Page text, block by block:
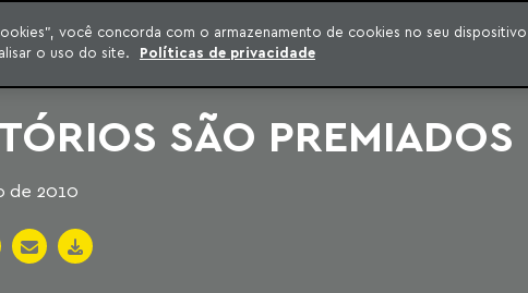
JURÍDICA
MACHADO MEYER ADVOGADOS
SÉRIES PUBLICAÇÕES
SÃO PREMIADOS
de 2010
você concorda com o armazenamento de cookies no seu dispositivo
o uso do site.
Políticas de privacidade